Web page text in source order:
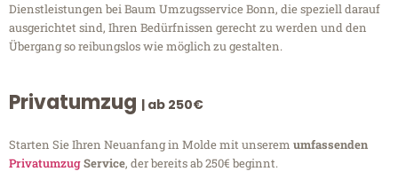
Dienstleistungen bei Baum Umzugsservice Bonn, die speziell darauf
ausgerichtet sind, Ihren Bedürfnissen gerecht zu werden und den
Übergang so reibungslos wie möglich zu gestalten.
Privatumzug | ab 250€
Starten Sie Ihren Neuanfang in Molde mit unserem umfassenden
PrivatumzugService, der bereits ab 250€ beginnt.